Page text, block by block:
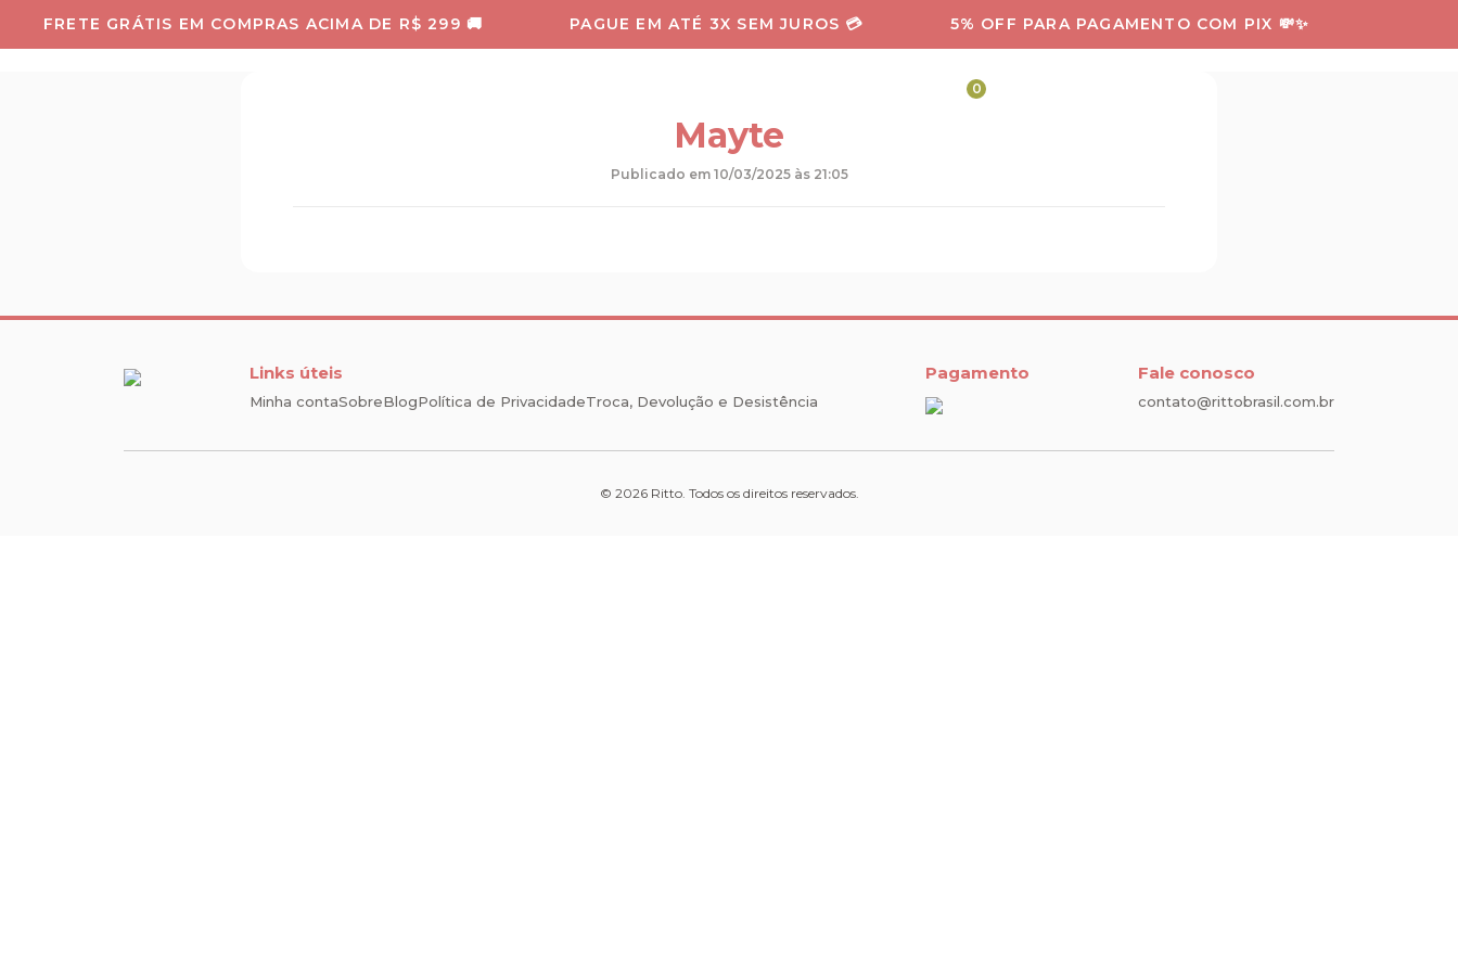
FRETE GRÁTIS EM COMPRAS ACIMA DE R$ 299 🚚 PAGUE EM ATÉ 3X SEM JUROS 💳 5% OFF PARA PAGAMENTO COM PIX 💸✨
0
Mayte
Publicado em 10/03/2025 às 21:05
Links úteis
Minha contaSobreBlogPolítica de PrivacidadeTroca, Devolução e Desistência
Pagamento Fale conosco
contato@rittobrasil.com.br
© 2026 Ritto. Todos os direitos reservados.